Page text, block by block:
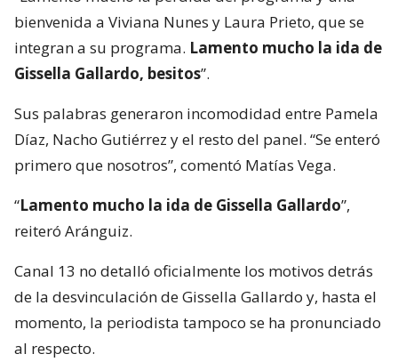
bienvenida a Viviana Nunes y Laura Prieto, que se
integran a su programa. Lamento mucho la ida de
Gissella Gallardo, besitos”.
Sus palabras generaron incomodidad entre Pamela
Díaz, Nacho Gutiérrez y el resto del panel. “Se enteró
primero que nosotros”, comentó Matías Vega.
“Lamento mucho la ida de Gissella Gallardo”,
reiteró Aránguiz.
Canal 13 no detalló oficialmente los motivos detrás
de la desvinculación de Gissella Gallardo y, hasta el
momento, la periodista tampoco se ha pronunciado
al respecto.